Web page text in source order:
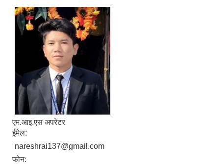
एम.आइ.एस अपरेटर
ईमेल:
nareshrai137@gmail.com
फोन: